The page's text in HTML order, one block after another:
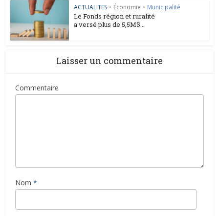
ACTUALITES • Économie • Municipalité
Le Fonds région et ruralité
a versé plus de 5,5M$...
Laisser un commentaire
Commentaire
Nom *